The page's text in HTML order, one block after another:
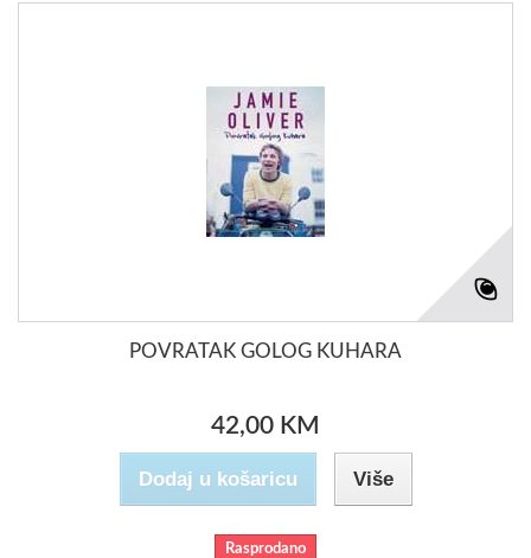
POVRATAK GOLOG KUHARA
42,00 KM
Dodaj u košaricu Više
Rasprodano